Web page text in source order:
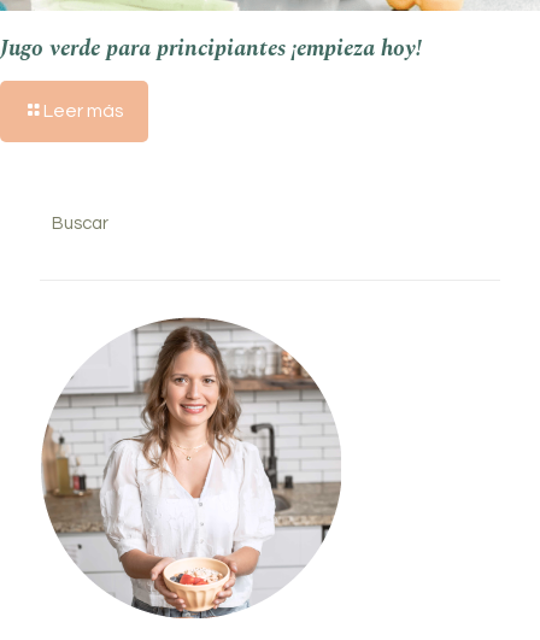
Jugo verde para principiantes ¡empieza hoy!
Leer más